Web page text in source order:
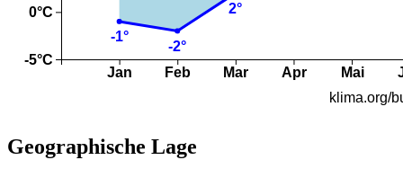
Geographische Lage